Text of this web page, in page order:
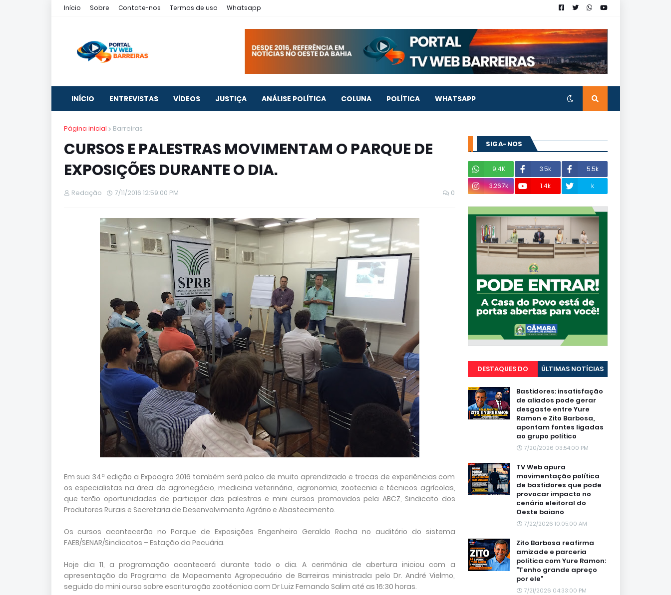
Início Sobre Contate-nos Termos de uso Whatsapp
INÍCIO ENTREVISTAS VÍDEOS JUSTIÇA ANÁLISE POLÍTICA COLUNA POLÍTICA WHATSAPP
Página inicial Barreiras
CURSOS E PALESTRAS MOVIMENTAM O PARQUE DE
EXPOSIÇÕES DURANTE O DIA.
Redação 7/11/2016 12:59:00 PM 0
Em sua 34ª edição a Expoagro 2016 também será palco de muito aprendizado e trocas de experiências com
os especialistas na área do agronegócio, medicina veterinária, agronomia, zootecnia e técnicos agrícolas,
que terão oportunidades de participar das palestras e mini cursos promovidos pela ABCZ, Sindicato dos
Produtores Rurais e Secretaria de Desenvolvimento Agrário e Abastecimento.
Os cursos acontecerão no Parque de Exposições Engenheiro Geraldo Rocha no auditório do sistema
FAEB/SENAR/Sindicatos – Estação da Pecuária.
Hoje dia 11, a programação acontecerá durante todo o dia. A cerimônia de abertura iniciou com a
apresentação do Programa de Mapeamento Agropecuário de Barreiras ministrada pelo Dr. André Vielmo,
seguido do mini curso sobre escrituração zootécnica com Dr Luiz Fernando Salim até as 16:30 horas.
SIGA-NOS
9,4K 3.5k
5.5k
3.267k
1.4k k
DESTAQUES DO
PORTAL
ÚLTIMAS NOTÍCIAS
Bastidores: insatisfação
de aliados pode gerar
desgaste entre Yure
Ramon e Zito Barbosa,
apontam fontes ligadas
ao grupo político
7/20/2026 03:54:00 PM
TV Web apura
movimentação política
de bastidores que pode
provocar impacto no
cenário eleitoral do
Oeste baiano
7/22/2026 10:05:00 AM
Zito Barbosa reafirma
amizade e parceria
política com Yure Ramon:
"Tenho grande apreço
por ele"
7/21/2026 04:33:00 PM